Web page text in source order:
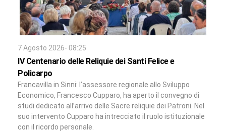
7 Agosto 2026- 08:25
IV Centenario delle Reliquie dei Santi Felice e
Policarpo
Francavilla in Sinni: l’assessore regionale allo Sviluppo
Economico, Francesco Cupparo, ha aperto il convegno di
studi dedicato all’arrivo delle Sacre reliquie dei Patroni. Nel
suo intervento Cupparo ha intrecciato il ruolo istituzionale
con il ricordo personale.